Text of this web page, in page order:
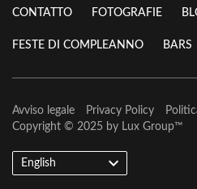
CONTATTO FOTOGRAFIE
FESTE DI COMPLEANNO BARS
Avviso legale Privacy Policy
Copyright © 2025 by Lux Group™
English